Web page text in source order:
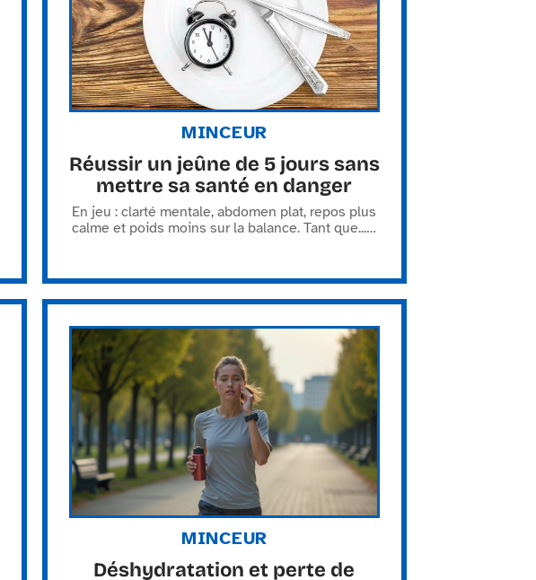
MINCEUR
Réussir un jeûne de 5 jours sans
mettre sa santé en danger
En jeu : clarté mentale, abdomen plat, repos plus
calme et poids moins sur la balance. Tant que...…
MINCEUR
Déshydratation et perte de